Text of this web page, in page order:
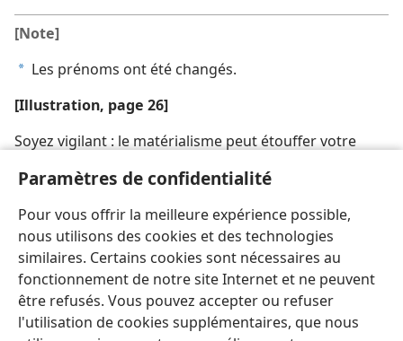
Paramètres de confidentialité
Pour vous offrir la meilleure expérience possible,
nous utilisons des cookies et des technologies
similaires. Certains cookies sont nécessaires au
fonctionnement de notre site Internet et ne peuvent
être refusés. Vous pouvez accepter ou refuser
l'utilisation de cookies supplémentaires, que nous
[Note]
a Les prénoms ont été changés.
[Illustration, page 26]
Soyez vigilant : le matérialisme peut étouffer votre
Une tentative de séduction, qu’on en soit l’auteur ou
qu’on y réponde, peut conduire à l’adultère.